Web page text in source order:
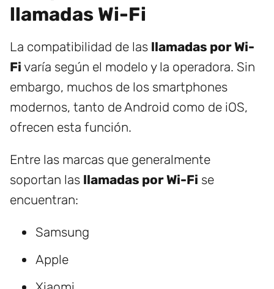
llamadas Wi-Fi
La compatibilidad de las llamadas por Wi-
Fi varía según el modelo y la operadora. Sin
embargo, muchos de los smartphones
modernos, tanto de Android como de iOS,
ofrecen esta función.
Entre las marcas que generalmente
soportan las llamadas por Wi-Fi se
encuentran:
Samsung
Apple